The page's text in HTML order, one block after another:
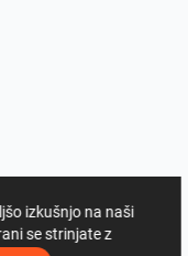
izkušnjo na naši
se strinjate z